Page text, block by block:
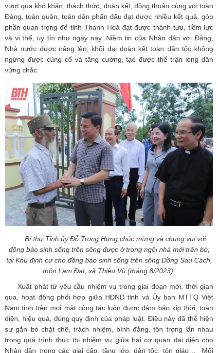
vượt qua khó khăn, thách thức, đoàn kết, đồng thuận cùng với toàn
Đảng, toàn quân, toàn dân phấn đấu đạt được nhiều kết quả, góp
phần quan trọng để tỉnh Thanh Hoá đạt được thành tựu, tiềm lực
và vị thế, uy tín như ngày nay. Niềm tin của Nhân dân với Đảng,
Nhà nước được nâng lên; khối đại đoàn kết toàn dân tộc không
ngừng được củng cố và tăng cường, tạo được thế trận lòng dân
vững chắc.
Bí thư Tỉnh ủy Đỗ Trọng Hưng chúc mừng và chung vui với
đồng bào sinh sống trên sông được ở trong ngôi nhà mới trên bờ,
tại Khu định cư cho đồng bào sinh sống trên sông Đồng Sau Cách,
thôn Lam Đạt, xã Thiệu Vũ (tháng 8/2023).
Xuất phát từ yêu cầu nhiệm vụ trong giai đoạn mới, thời gian
qua, hoạt động phối hợp giữa HĐND tỉnh và Ủy ban MTTQ Việt
Nam tỉnh trên mọi mặt công tác luôn được đảm bảo kịp thời, toàn
diện, hiệu quả, đúng quy định của pháp luật. Điều này đã thể hiện
sự gắn bó chặt chẽ, trách nhiệm, bình đẳng, tôn trọng lẫn nhau
trong quá trình thực thi nhiệm vụ giữa hai cơ quan đại diện cho
Nhân dân trong các giai cấp, tầng lớp, dân tộc, tôn giáo… Mối